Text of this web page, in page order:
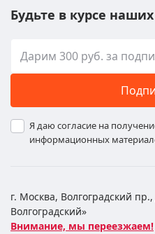
Будьте в курсе
Я даю согласие на
информационных
г. Москва, Волгоградский
Волгоградский»
Внимание, мы переезжаем!